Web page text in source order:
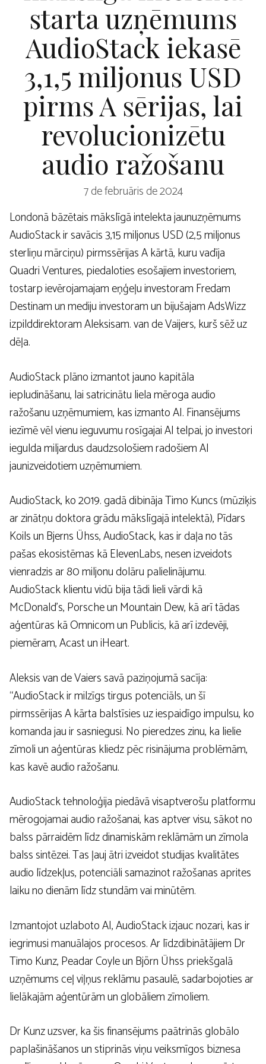
starta uzņēmums
AudioStack iekasē
3,1,5 miljonus USD
pirms A sērijas, lai
revolucionizētu
audio ražošanu
7 de februāris de 2024
Londonā bāzētais mākslīgā intelekta jaunuzņēmums
AudioStack ir savācis 3,15 miljonus USD (2,5 miljonus
sterliņu mārciņu) pirmssērijas A kārtā, kuru vadīja
Quadri Ventures, piedaloties esošajiem investoriem,
tostarp ievērojamajam eņģeļu investoram Fredam
Destinam un mediju investoram un bijušajam AdsWizz
izpilddirektoram Aleksisam. van de Vaijers, kurš sēž uz
dēļa.
AudioStack plāno izmantot jauno kapitāla
iepludināšanu, lai satricinātu liela mēroga audio
ražošanu uzņēmumiem, kas izmanto AI. Finansējums
iezīmē vēl vienu ieguvumu rosīgajai AI telpai, jo investori
iegulda miljardus daudzsološiem radošiem AI
jaunizveidotiem uzņēmumiem.
AudioStack, ko 2019. gadā dibināja Timo Kuncs (mūziķis
ar zinātņu doktora grādu mākslīgajā intelektā), Pīdars
Koils un Bjerns Ühss, AudioStack, kas ir daļa no tās
pašas ekosistēmas kā ElevenLabs, nesen izveidots
vienradzis ar 80 miljonu dolāru palielinājumu.
AudioStack klientu vidū bija tādi lieli vārdi kā
McDonald’s, Porsche un Mountain Dew, kā arī tādas
aģentūras kā Omnicom un Publicis, kā arī izdevēji,
piemēram, Acast un iHeart.
Aleksis van de Vaiers savā paziņojumā sacīja:
“AudioStack ir milzīgs tirgus potenciāls, un šī
pirmssērijas A kārta balstīsies uz iespaidīgo impulsu, ko
komanda jau ir sasniegusi. No pieredzes zinu, ka lielie
zīmoli un aģentūras kliedz pēc risinājuma problēmām,
kas kavē audio ražošanu.
AudioStack tehnoloģija piedāvā visaptverošu platformu
mērogojamai audio ražošanai, kas aptver visu, sākot no
balss pārraidēm līdz dinamiskām reklāmām un zīmola
balss sintēzei. Tas ļauj ātri izveidot studijas kvalitātes
audio līdzekļus, potenciāli samazinot ražošanas aprites
laiku no dienām līdz stundām vai minūtēm.
Izmantojot uzlaboto AI, AudioStack izjauc nozari, kas ir
iegrimusi manuālajos procesos. Ar līdzdibinātājiem Dr
Timo Kunz, Peadar Coyle un Björn Ühss priekšgalā
uzņēmums ceļ viļņus reklāmu pasaulē, sadarbojoties ar
lielākajām aģentūrām un globāliem zīmoliem.
Dr Kunz uzsver, ka šis finansējums paātrinās globālo
paplašināšanos un stiprinās viņu veiksmīgos biznesa